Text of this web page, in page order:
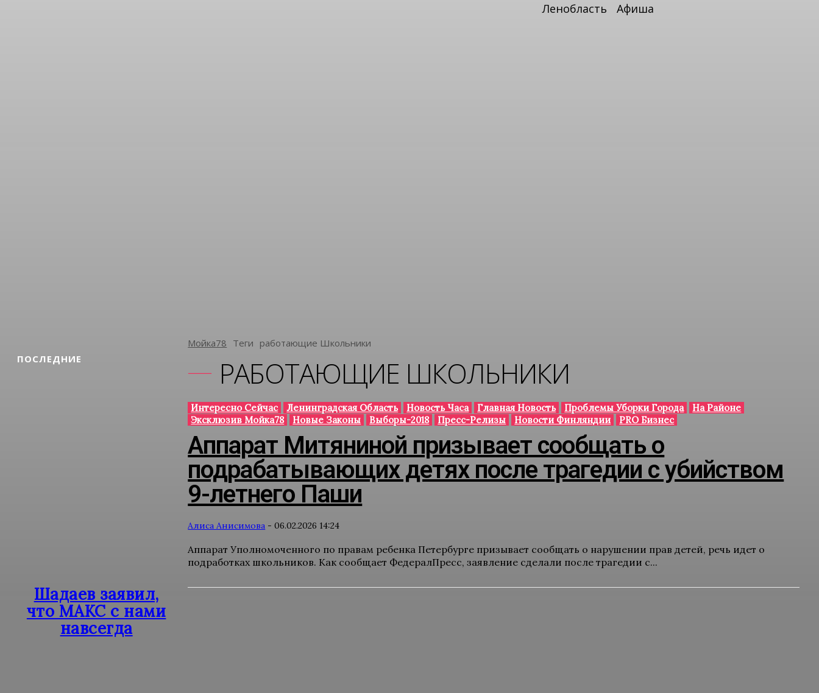
Ленобласть Афиша
ПОСЛЕДНИЕ
Шадаев заявил,
что МАКС с нами
навсегда
Мойка78 Теги Работающие Школьники
РАБОТАЮЩИЕ ШКОЛЬНИКИ
Интересно Сейчас Ленинградская Область Новость Часа Главная Новость Проблемы Уборки Города
На Районе
Эксклюзив Мойка78
Новые Законы Выборы-2018 Пресс-Релизы Новости Финляндии PRO Бизнес
Аппарат Митяниной призывает сообщать о
подрабатывающих детях после трагедии с убийством
9-летнего Паши
Алиса Анисимова - 06.02.2026 14:24
Аппарат Уполномоченного по правам ребенка Петербурге призывает сообщать о нарушении прав детей, речь идет о
подработках школьников. Как сообщает ФедералПресс, заявление сделали после трагедии с...